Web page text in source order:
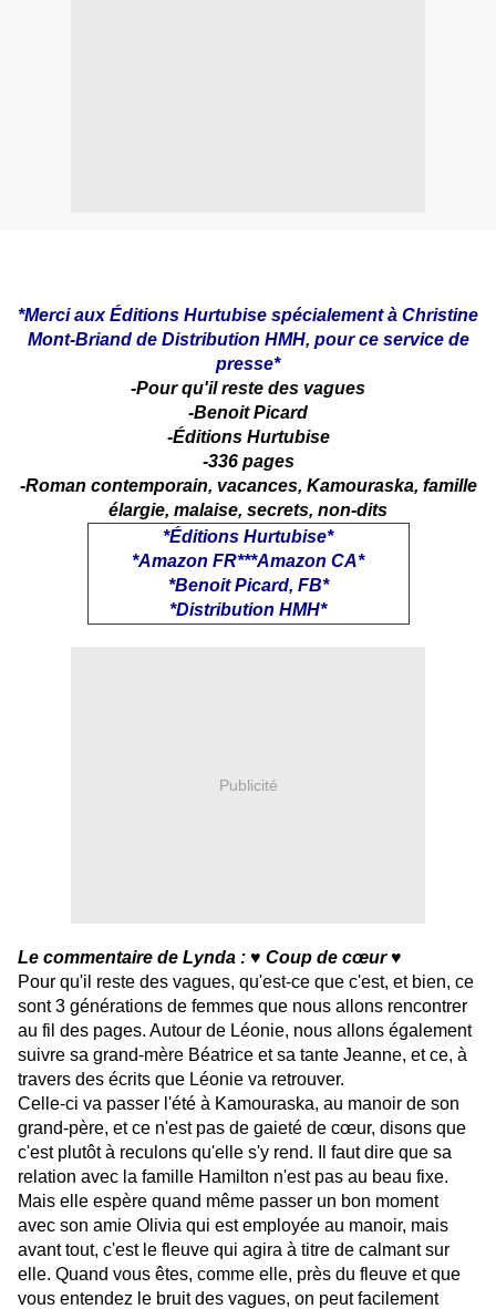
*Merci aux Éditions Hurtubise spécialement à Christine
Mont-Briand de Distribution HMH, pour ce service de
presse*
-Pour qu'il reste des vagues
-Benoit Picard
-Éditions Hurtubise
-336 pages
-Roman contemporain, vacances, Kamouraska, famille
élargie, malaise, secrets, non-dits
*Éditions Hurtubise*
*Amazon FR***Amazon CA*
*Benoit Picard, FB*
*Distribution HMH*
Publicité
Le commentaire de Lynda : ♥ Coup de cœur ♥
Pour qu'il reste des vagues, qu'est-ce que c'est, et bien, ce
sont 3 générations de femmes que nous allons rencontrer
au fil des pages. Autour de Léonie, nous allons également
suivre sa grand-mère Béatrice et sa tante Jeanne, et ce, à
travers des écrits que Léonie va retrouver.
Celle-ci va passer l'été à Kamouraska, au manoir de son
grand-père, et ce n'est pas de gaieté de cœur, disons que
c'est plutôt à reculons qu'elle s'y rend. Il faut dire que sa
relation avec la famille Hamilton n'est pas au beau fixe.
Mais elle espère quand même passer un bon moment
avec son amie Olivia qui est employée au manoir, mais
avant tout, c'est le fleuve qui agira à titre de calmant sur
elle. Quand vous êtes, comme elle, près du fleuve et que
vous entendez le bruit des vagues, on peut facilement